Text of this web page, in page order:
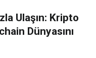
Ulaşın: Kripto
Dünyasını